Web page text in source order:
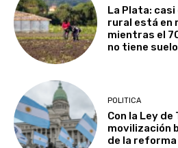
La Plata: casi
rural está en
mientras el
no tiene
POLITICA
Con la Ley
movilización
de la reforma